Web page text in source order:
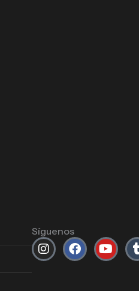
Síguenos
InstagramFacebook